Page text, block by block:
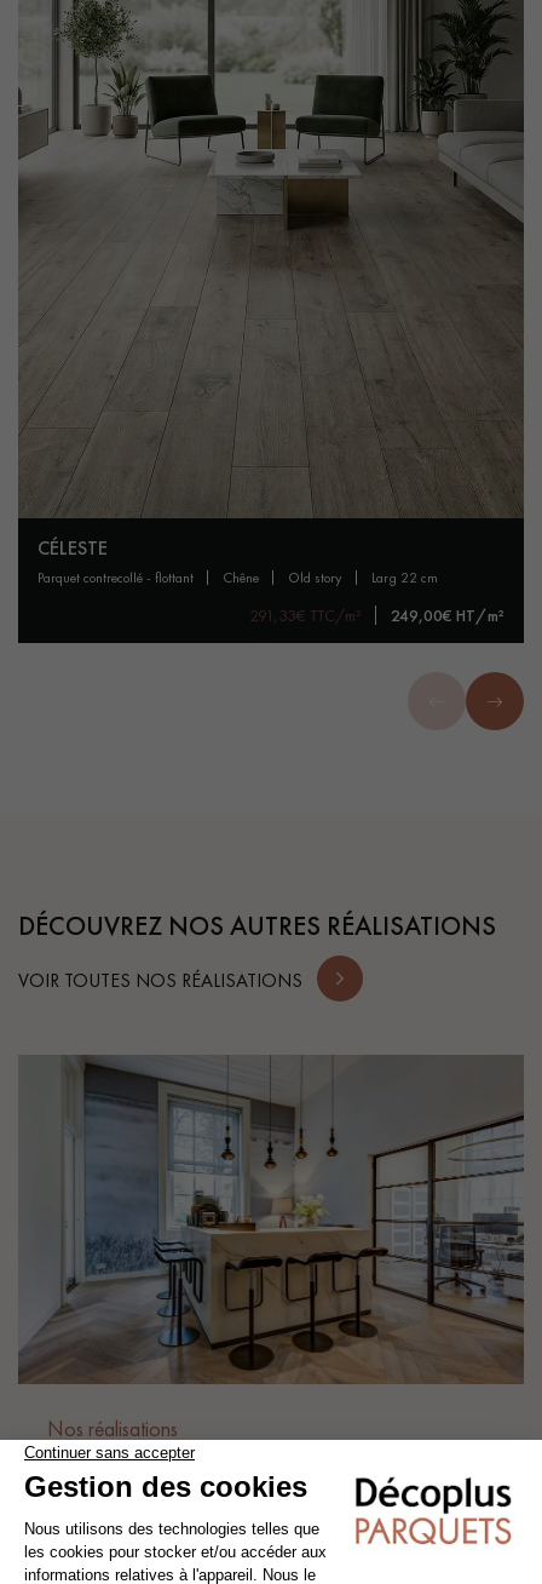
CÉLESTE
parquet contrecollé - flottant chêne old story larg 22 cm
291,33€ TTC/m² 249,00€ HT/m²
DÉCOUVREZ NOS AUTRES RÉALISATIONS
VOIR TOUTES NOS RÉALISATIONS
Nos réalisations
LE PARQUET À BÂTONS ROMPUS
OVERSIZE, L’ALLIANCE PARFAITE ENTRE